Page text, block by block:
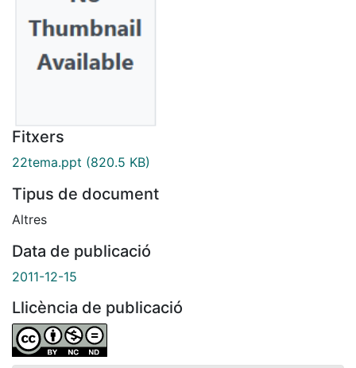
Fitxers
22tema.ppt (820.5 KB)
Tipus de document
Altres
Data de publicació
2011-12-15
Llicència de publicació